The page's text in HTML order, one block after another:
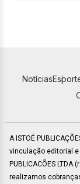
Notícias
A ISTOÉ
vinculação editorial e
PUBLICACÕES
realizamos